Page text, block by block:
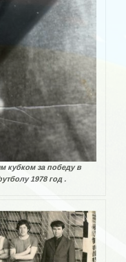
кубком за победу в
1978 год .